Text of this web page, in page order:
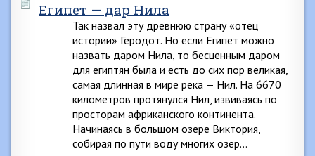
Египет — дар Нила
Так назвал эту древнюю страну «отец
истории» Геродот. Но если Египет можно
назвать даром Нила, то бесценным даром
для египтян была и есть до сих пор великая,
самая длинная в мире река — Нил. На 6670
километров протянулся Нил, извиваясь по
просторам африканского континента.
Начинаясь в большом озере Виктория,
собирая по пути воду многих озер…